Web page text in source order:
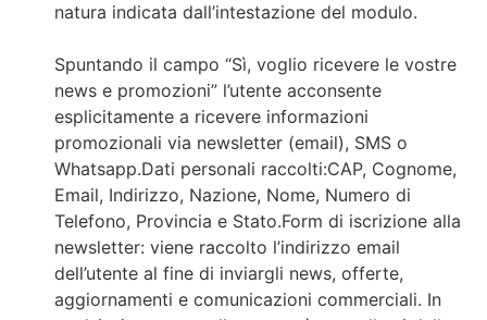
natura indicata dall’intestazione del modulo.
Spuntando il campo “Sì, voglio ricevere le vostre
news e promozioni” l’utente acconsente
esplicitamente a ricevere informazioni
promozionali via newsletter (email), SMS o
Whatsapp.Dati personali raccolti:CAP, Cognome,
Email, Indirizzo, Nazione, Nome, Numero di
Telefono, Provincia e Stato.Form di iscrizione alla
newsletter: viene raccolto l’indirizzo email
dell’utente al fine di inviargli news, offerte,
aggiornamenti e comunicazioni commerciali. In